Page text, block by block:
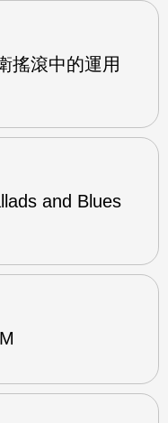
搖滾中的運用
and Blues